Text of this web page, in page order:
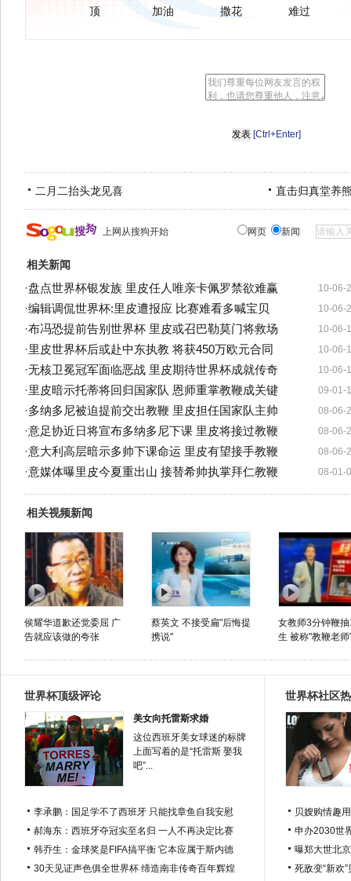
顶 加油 撒花 难过
[Ctrl+Enter]
二月二抬头龙见喜 直击归真堂养
上网从搜狗开始 网页 新闻
相关新闻
10-06-
·盘点世界杯银发族 里皮任人唯亲卡佩罗禁欲难赢
10-06-
·编辑调侃世界杯:里皮遭报应 比赛难看多喊宝贝
10-06-
·布冯恐提前告别世界杯 里皮或召巴勒莫门将救场
10-06-
·里皮世界杯后或赴中东执教 将获450万欧元合同
10-06-
·无核卫冕冠军面临恶战 里皮期待世界杯成就传奇
09-01-
·里皮暗示托蒂将回归国家队 恩师重掌教鞭成关键
08-06-
·多纳多尼被迫提前交出教鞭 里皮担任国家队主帅
08-06-
·意足协近日将宣布多纳多尼下课 里皮将接过教鞭
08-06-
·意大利高层暗示多帅下课命运 里皮有望接手教鞭
08-01-
·意媒体曝里皮今夏重出山 接替希帅执掌拜仁教鞭
相关视频新闻
侯耀华道歉还觉委屈 广
告就应该做的夸张
蔡英文 不接受扁"后悔提
携说"
女教师3分钟鞭
生 被称"教鞭老师
世界杯顶级评论
美女向托雷斯求婚
这位西班牙美女球迷的标牌
上面写着的是“托雷斯 娶我
吧”...
李承鹏：国足学不了西班牙 只能找章鱼自我安慰
郝海东：西班牙夺冠实至名归 一人不再决定比赛
韩乔生：金球奖是FIFA搞平衡 它本应属于斯内德
30天见证声色俱全世界杯 缔造南非传奇百年辉煌
世界杯社区
贝嫂购情趣
申办2030世
曝郑大世北
死敌变“新欢